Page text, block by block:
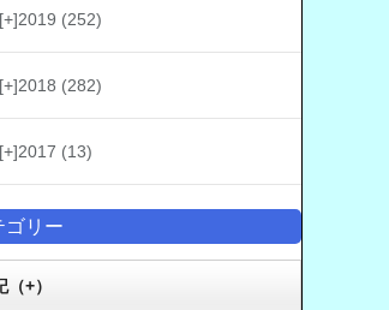
[+]2019 (252)
[+]2018 (282)
[+]2017 (13)
ゴリー
（+）